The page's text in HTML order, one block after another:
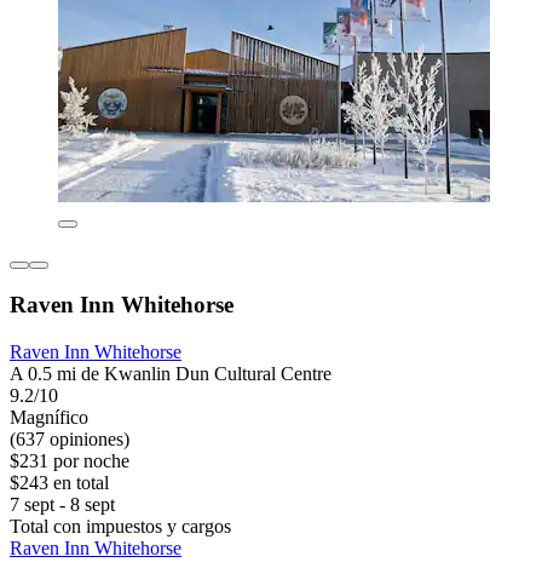
Raven Inn Whitehorse
Raven Inn Whitehorse
A 0.5 mi de Kwanlin Dun Cultural Centre
9.2/10
Magnífico
(637 opiniones)
$231 por noche
$243 en total
7 sept - 8 sept
Total con impuestos y cargos
Raven Inn Whitehorse